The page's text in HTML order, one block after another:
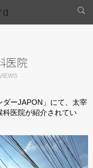
医院
ダーJAPON」にて、太宰
医院が紹介されてい